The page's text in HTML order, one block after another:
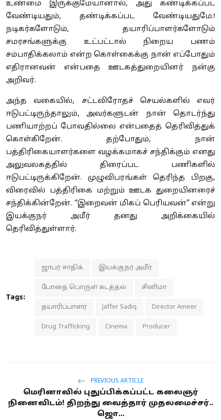
உண்மை இருக்குமேயானால், அது கண்டிக்கப்பட
வேண்டியதும், தண்டிக்கப்பட வேண்டியதுமே.!
நடிகர்களோடும், தயாரிப்பாளர்களோடும்
சமரசங்களுக்கு உட்பட்டால் நிறைய பணம்
சம்பாதிக்கலாம் என்ற கொள்கைக்கு நான் எப்போதும்
எதிரானவன் என்பதை ஊடகத்துறையினர் நன்கு
அறிவர்.
அந்த வகையில், சட்டவிரோதச் செயல்களில் எவர்
ஈடுபட்டிருந்தாலும், அவர்களுடன் நான் தொடர்ந்து
பணியாற்றப் போவதில்லை என்பதைத் தெரிவித்துக்
கொள்கிறேன். தற்போதும், நான்
பத்திரிகையாளர்களை வழக்கமாகச் சந்திக்கும் எனது
அலுவலகத்தில் திரைப்பட பணிகளில்
ஈடுபட்டிருக்கிறேன். முழுவிபரங்கள் தெரிந்த பிறகு,
விரைவில் பத்திரிகை மற்றும் ஊடக துறையினரைச்
சந்திக்கின்றேன். “இறைவன் மிகப் பெரியவன்” என்று
இயக்குநர் அமீர் தனது அறிக்கையில்
தெரிவித்துள்ளார்.
Tags:
ஜாபர் சாதிக் இயக்குநர் அமீர்
போதை பொருள் கடத்தல் சினிமா
தயாரிப்பாளர் Jaffer Sadiq Director Ameer
Drug Trafficking Cinema Producer
PREVIOUS ARTICLE
மெரினாவில் புதுப்பிக்கப்பட்ட கலைஞர்
நினைவிடம்! திறந்து வைத்தார் முதலமைச்சர்..
ஜொ...